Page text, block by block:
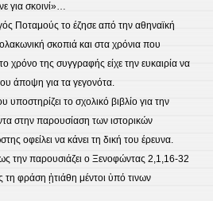
για σκοινί»…
Ποταμούς το έζησε από την αθηναϊκή
σκοπιά και στα χρόνια που
χρόνο της συγγραφής είχε την ευκαιρία να
άποψη για τα γεγονότα.
το σχολικό βιβλίο για την
στην παρουσίαση των ιστορικών
οφείλει να κάνει τη δική του έρευνα.
την παρουσιάζει ο Ξενοφώντας 2,1,16-32
φράση ᾐτιάθη μέντοι ὑπό τινων